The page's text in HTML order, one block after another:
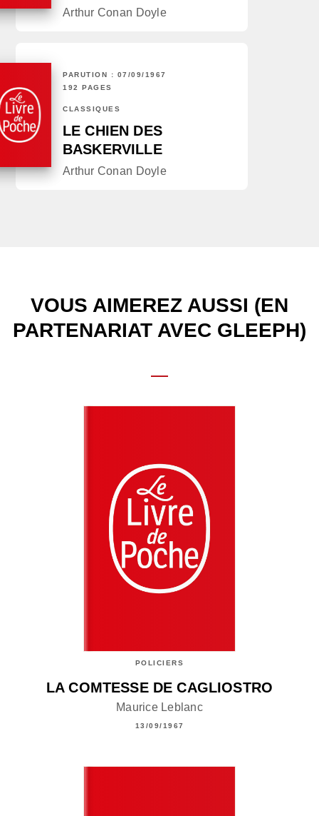
Arthur Conan Doyle
PARUTION : 07/09/1967
192 PAGES
CLASSIQUES
LE CHIEN DES
BASKERVILLE
Arthur Conan Doyle
VOUS AIMEREZ AUSSI (EN
PARTENARIAT AVEC GLEEPH)
POLICIERS
LA COMTESSE DE CAGLIOSTRO
Maurice Leblanc
13/09/1967